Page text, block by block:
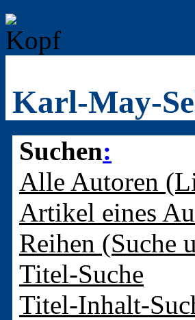
Karl-May-
Suchen:
Alle Autoren
Artikel eines
Reihen (Suche
Titel-Suche
Titel-Inhalt-